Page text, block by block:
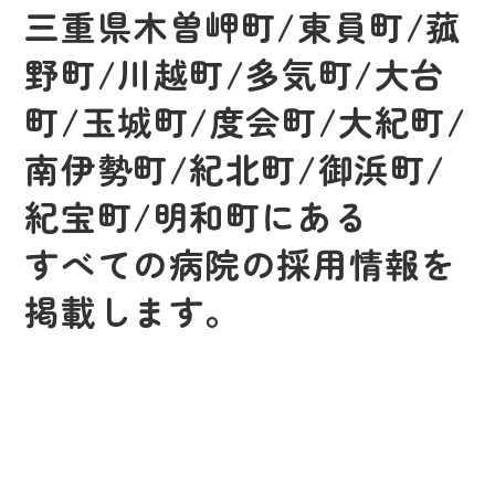
三重県木曽岬町/東員町/菰
野町/川越町/多気町/大台
町/玉城町/度会町/大紀町/
南伊勢町/紀北町/御浜町/
紀宝町/明和町にある
すべての病院の採用情報を
掲載します。